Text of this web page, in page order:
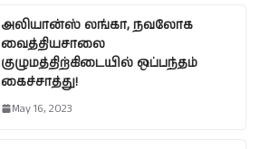
அலியான்ஸ் லங்கா, நவலோக
வைத்தியசாலை
குழுமத்திற்கிடையில் ஒப்பந்தம்
கைச்சாத்து!
May 16, 2023